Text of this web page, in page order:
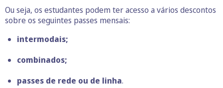
Ou seja, os estudantes podem ter acesso a vários descontos
sobre os seguintes passes mensais:
intermodais;
combinados;
passes de rede ou de linha.